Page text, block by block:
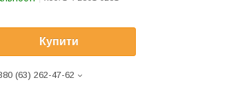
Купити
(63) 262-47-62